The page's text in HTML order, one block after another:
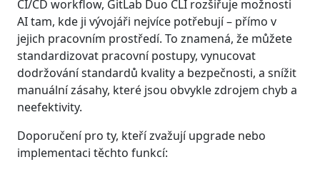
CI/CD workflow, GitLab Duo CLI rozšiřuje možnosti
AI tam, kde ji vývojáři nejvíce potřebují – přímo v
jejich pracovním prostředí. To znamená, že můžete
standardizovat pracovní postupy, vynucovat
dodržování standardů kvality a bezpečnosti, a snížit
manuální zásahy, které jsou obvykle zdrojem chyb a
neefektivity.
Doporučení pro ty, kteří zvažují upgrade nebo
implementaci těchto funkcí: